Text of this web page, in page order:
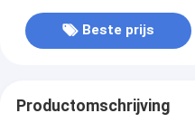
Beste prijs
Productomschrijving